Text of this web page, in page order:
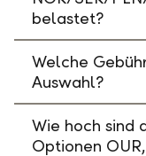
belastet?
Welche
Auswahl?
Wie hoch sind
Optionen